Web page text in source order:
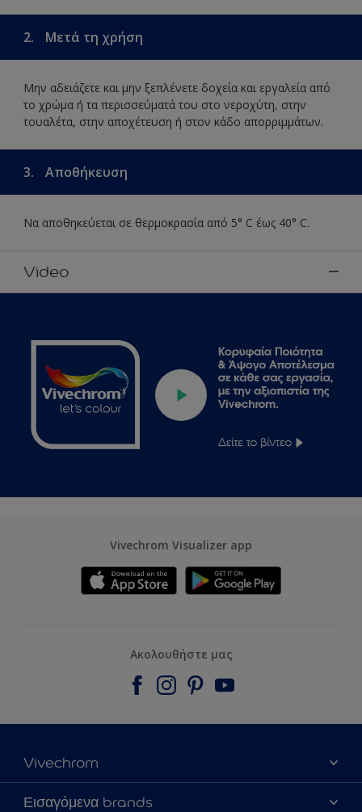
2. Μετά τη χρήση
Μην αδειάζετε και μην ξεπλένετε δοχεία και εργαλεία από
το χρώμα ή τα περισσεύματά του στο νεροχύτη, στην
τουαλέτα, στην αποχέτευση ή στον κάδο απορριμμάτων.
3. Αποθήκευση
Να αποθηκεύεται σε θερμοκρασία από 5° C έως 40° C.
Video
Vivechrom Visualizer app
Ακολουθήστε μας
Vivechrom
Εύρεση Καταστήματος
Εισαγόμενα brands